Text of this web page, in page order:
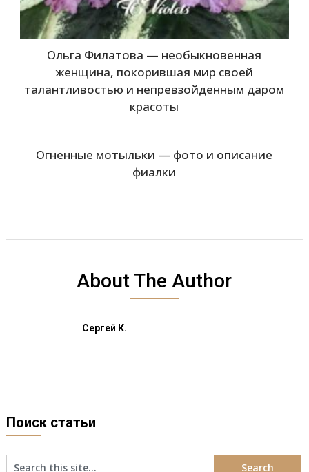
Ольга Филатова — необыкновенная
женщина, покорившая мир своей
талантливостью и непревзойденным даром
красоты
Огненные мотыльки — фото и описание
фиалки
About The Author
Сергей К.
Поиск статьи